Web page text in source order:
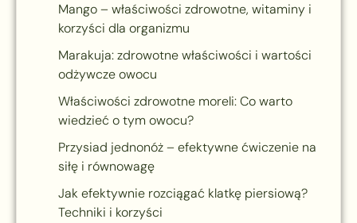
Mango – właściwości zdrowotne, witaminy i
korzyści dla organizmu
Marakuja: zdrowotne właściwości i wartości
odżywcze owocu
Właściwości zdrowotne moreli: Co warto
wiedzieć o tym owocu?
Przysiad jednonóż – efektywne ćwiczenie na
siłę i równowagę
Jak efektywnie rozciągać klatkę piersiową?
Techniki i korzyści